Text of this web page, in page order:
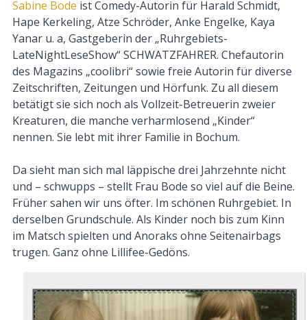
Sabine Bode ist Comedy-Autorin für Harald Schmidt,
Hape Kerkeling, Atze Schröder, Anke Engelke, Kaya
Yanar u. a, Gastgeberin der „Ruhrgebiets-
LateNightLeseShow“ SCHWATZFAHRER. Chefautorin
des Magazins „coolibri“ sowie freie Autorin für diverse
Zeitschriften, Zeitungen und Hörfunk. Zu all diesem
betätigt sie sich noch als Vollzeit-Betreuerin zweier
Kreaturen, die manche verharmlosend „Kinder“
nennen. Sie lebt mit ihrer Familie in Bochum.
Da sieht man sich mal läppische drei Jahrzehnte nicht
und – schwupps – stellt Frau Bode so viel auf die Beine.
Früher sahen wir uns öfter. Im schönen Ruhrgebiet. In
derselben Grundschule. Als Kinder noch bis zum Kinn
im Matsch spielten und Anoraks ohne Seitenairbags
trugen. Ganz ohne Lillifee-Gedöns.